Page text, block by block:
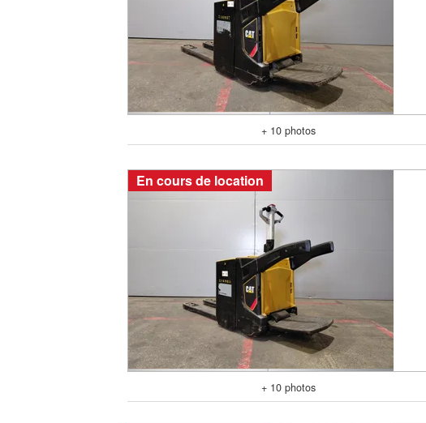
+ 10 photos
En cours de location
+ 10 photos